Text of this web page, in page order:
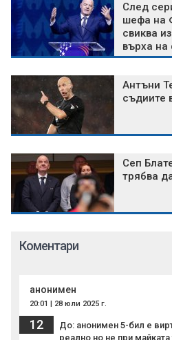
След
шефа на
свиква
върха на
Антъни
съдиите
Сеп
трябва
Коментари
анонимен
20:01 | 28 юли 2025 г.
12
До: анонимен 5-бил е
реално но не при